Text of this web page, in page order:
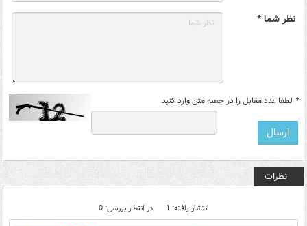
نظر شما *
* لطفا عدد مقابل را در جعبه متن وارد کنید
نظرات
انتشار یافته: 1 در انتظار بررسی: 0